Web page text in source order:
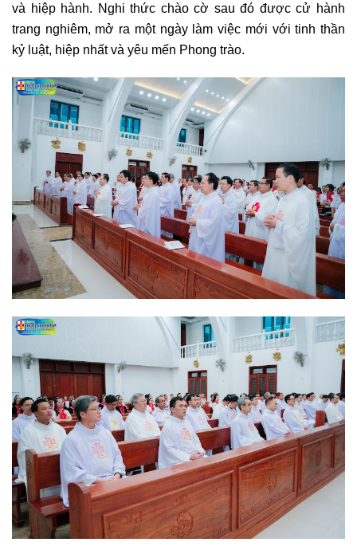
và hiệp hành. Nghi thức chào cờ sau đó được cử hành
trang nghiêm, mở ra một ngày làm việc mới với tinh thần
kỷ luật, hiệp nhất và yêu mến Phong trào.